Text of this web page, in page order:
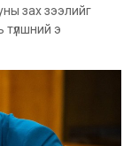
зах зээлийг
түлшний э